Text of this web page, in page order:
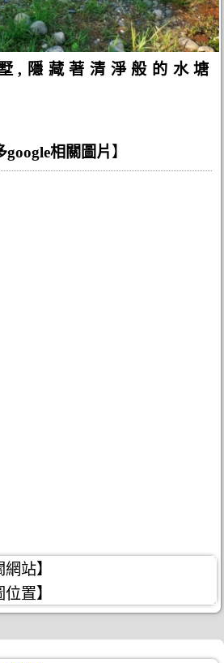
,隱藏著清淨般的水塘
google相關圖片 】
站】
置】